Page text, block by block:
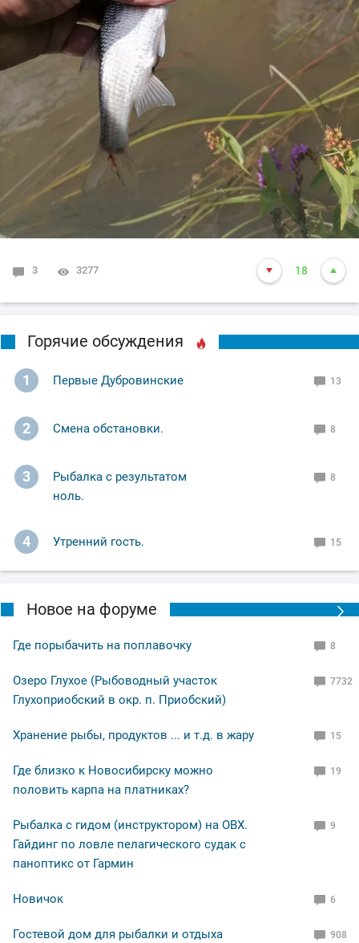
3 3277 18
Горячие обсуждения
1 Первые Дубровинские 13
2 Смена обстановки. 8
3
Рыбалка с результатом
ноль.
8
4 Утренний гость. 15
Новое на форуме
Где порыбачить на поплавочку 8
Озеро Глухое (Рыбоводный участок
Глухоприобский в окр. п. Приобский)
7732
Хранение рыбы, продуктов ... и т.д. в жару 15
Где близко к Новосибирску можно
половить карпа на платниках?
19
Рыбалка с гидом (инструктором) на ОВХ.
Гайдинг по ловле пелагического судак с
паноптикс от Гармин
9
Новичок 6
Гостевой дом для рыбалки и отдыха
908